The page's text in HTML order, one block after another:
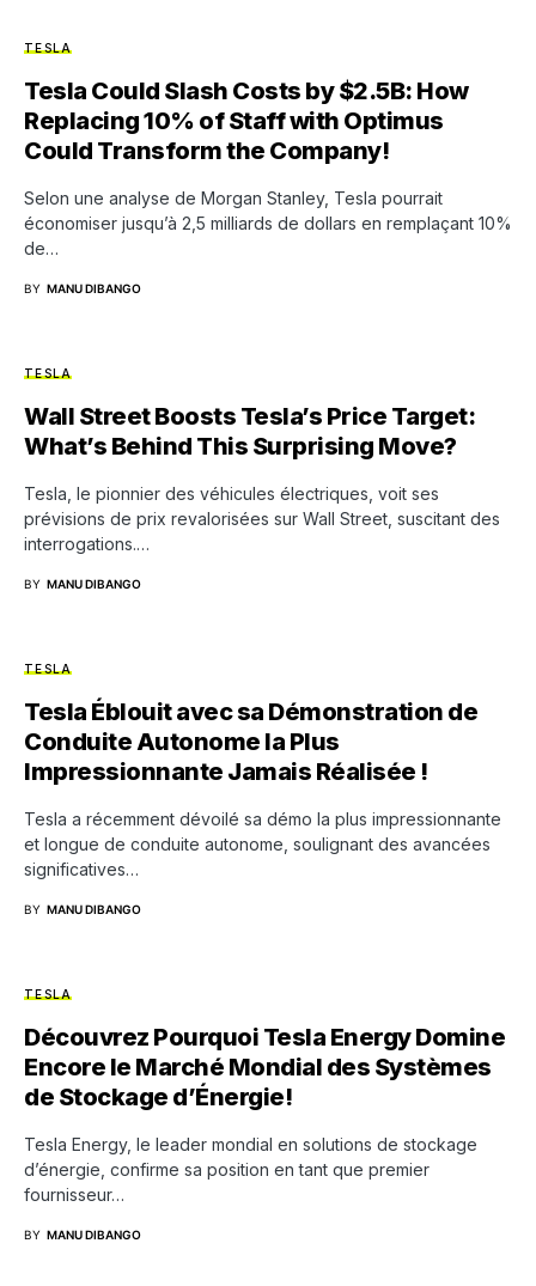
TESLA
Tesla Could Slash Costs by $2.5B: How
Replacing 10% of Staff with Optimus
Could Transform the Company!
Selon une analyse de Morgan Stanley, Tesla pourrait
économiser jusqu’à 2,5 milliards de dollars en remplaçant 10%
de…
BY MANU DIBANGO
TESLA
Wall Street Boosts Tesla’s Price Target:
What’s Behind This Surprising Move?
Tesla, le pionnier des véhicules électriques, voit ses
prévisions de prix revalorisées sur Wall Street, suscitant des
interrogations.…
BY MANU DIBANGO
TESLA
Tesla Éblouit avec sa Démonstration de
Conduite Autonome la Plus
Impressionnante Jamais Réalisée !
Tesla a récemment dévoilé sa démo la plus impressionnante
et longue de conduite autonome, soulignant des avancées
significatives…
BY MANU DIBANGO
TESLA
Découvrez Pourquoi Tesla Energy Domine
Encore le Marché Mondial des Systèmes
de Stockage d’Énergie!
Tesla Energy, le leader mondial en solutions de stockage
d’énergie, confirme sa position en tant que premier
fournisseur…
BY MANU DIBANGO